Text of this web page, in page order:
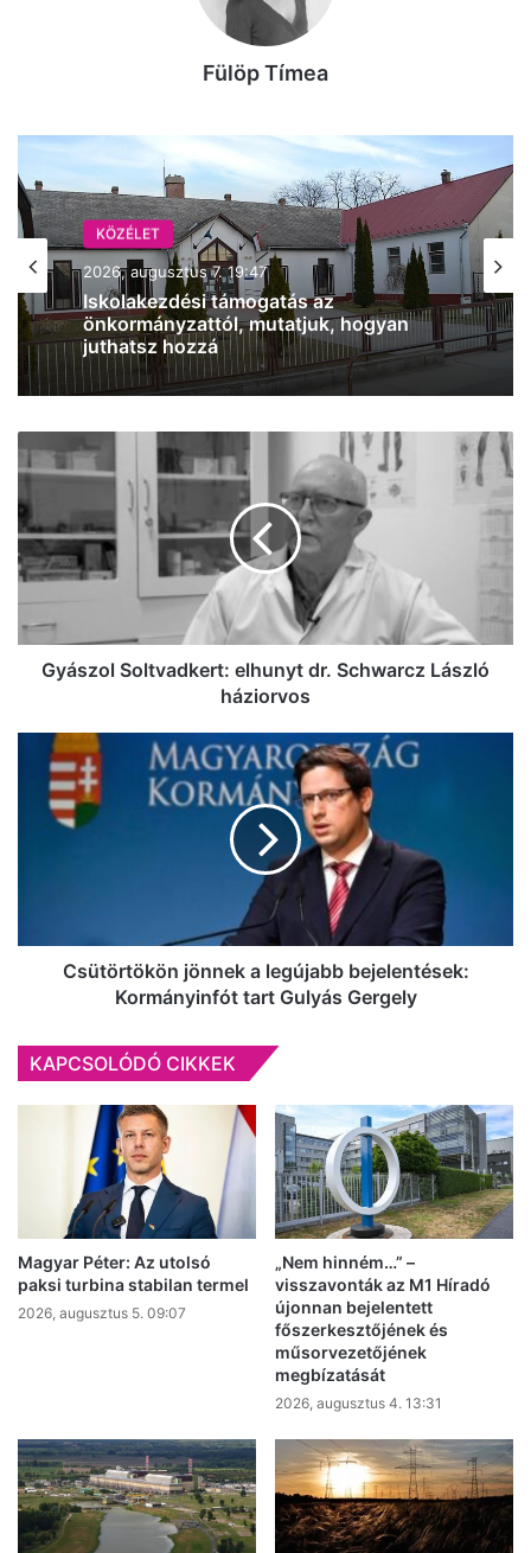
Fülöp Tímea
KÖZÉLET
2026, augusztus 7. 18:36
Ismét Mészáros érdekeltségű cég nyert
közbeszerzést, Vitézy Dávid is
megszólalt az ügyben
Soltvadkert:
dr.
Schwarcz
László
Gyászol Soltvadkert: elhunyt dr. Schwarcz László
háziorvos
Csütörtökön
jönnek
legújabb
Gergely
Csütörtökön jönnek a legújabb bejelentések:
Kormányinfót tart Gulyás Gergely
KAPCSOLÓDÓ CIKKEK
Magyar Péter: Az utolsó
paksi turbina stabilan termel
2026, augusztus 5. 09:07
„Nem hinném…” –
visszavonták az M1 Híradó
újonnan bejelentett
főszerkesztőjének és
műsorvezetőjének
megbízatását
2026, augusztus 4. 13:31